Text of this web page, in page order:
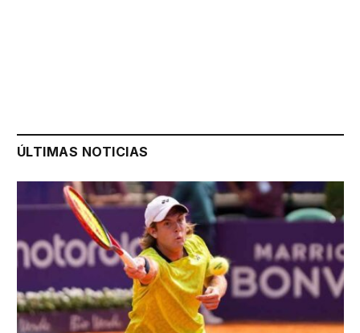
ÚLTIMAS NOTICIAS